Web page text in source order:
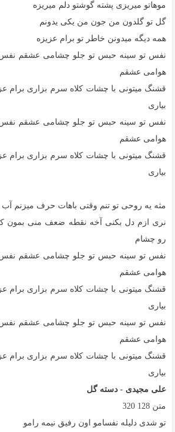
موهاتو میریزی پشته گوشتو دلم میریزه
گل تو گلدون من جون من یکی یدونم
همه دیگه میدونن خاطر تو برام عزیزه
نفس تو سینه حبس تو جلو چشامی عشقم نفس
هوامی عشقم
قشنگ میتونی با چشات کلاه سرم بزاری برام
بیاری
نفس تو سینه حبس تو جلو چشامی عشقم نفس
هوامی عشقم
قشنگ میتونی با چشات کلاه سرم بزاری برام
بیاری
مثه یه روحی تو تنم وقتی باهات حرف میزنم آب
نری ازم دل بکنی آخه نقطه ضعف منی بمون
رو چشام
نفس تو سینه حبس تو جلو چشامی عشقم نفس
هوامی عشقم
قشنگ میتونی با چشات کلاه سرم بزاری برام
بیاری
نفس تو سینه حبس تو جلو چشامی عشقم نفس
هوامی عشقم
قشنگ میتونی با چشات کلاه سرم بزاری برام
بیاری
علی مجیدی - دسته گل
متن 128
320
تو شدی دلیله نفسامو اون رفیق نیمه رامو